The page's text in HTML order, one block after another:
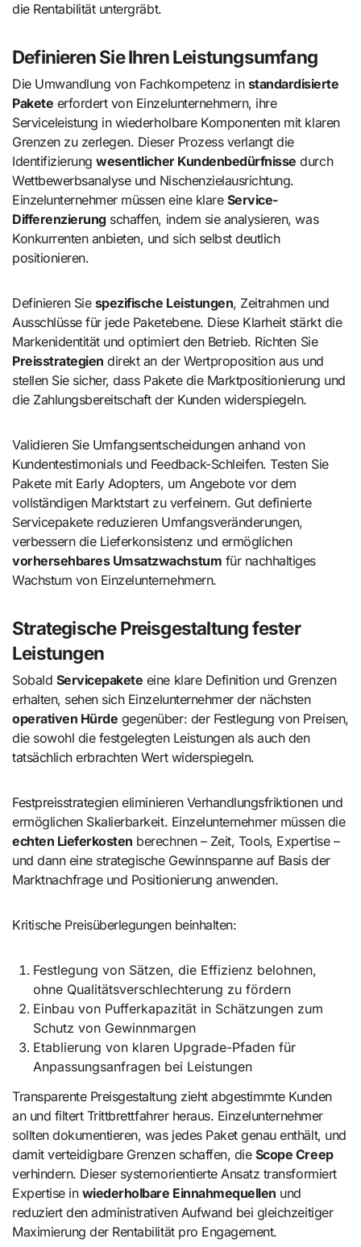
die Rentabilität untergräbt.
Definieren Sie Ihren Leistungsumfang
Die Umwandlung von Fachkompetenz in standardisierte
Pakete erfordert von Einzelunternehmern, ihre
Serviceleistung in wiederholbare Komponenten mit klaren
Grenzen zu zerlegen. Dieser Prozess verlangt die
Identifizierungwesentlicher Kundenbedürfnisse durch
Wettbewerbsanalyse und Nischenzielausrichtung.
Einzelunternehmer müssen eine klare Service-
Differenzierungschaffen, indem sie analysieren, was
Konkurrenten anbieten, und sich selbst deutlich
positionieren.
Definieren Sie spezifische Leistungen, Zeitrahmen und
Ausschlüsse für jede Paketebene. Diese Klarheit stärkt die
Markenidentität und optimiert den Betrieb. Richten Sie
Preisstrategien direkt an der Wertproposition aus und
stellen Sie sicher, dass Pakete die Marktpositionierung und
die Zahlungsbereitschaft der Kunden widerspiegeln.
Validieren Sie Umfangsentscheidungen anhand von
Kundentestimonials und Feedback-Schleifen. Testen Sie
Pakete mit Early Adopters, um Angebote vor dem
vollständigen Marktstart zu verfeinern. Gut definierte
Servicepakete reduzieren Umfangsveränderungen,
verbessern die Lieferkonsistenz und ermöglichen
vorhersehbares Umsatzwachstum für nachhaltiges
Wachstum von Einzelunternehmern.
Strategische Preisgestaltung fester
Leistungen
Sobald Servicepakete eine klare Definition und Grenzen
erhalten, sehen sich Einzelunternehmer der nächsten
operativen Hürde gegenüber: der Festlegung von Preisen,
die sowohl die festgelegten Leistungen als auch den
tatsächlich erbrachten Wert widerspiegeln.
Festpreisstrategien eliminieren Verhandlungsfriktionen und
ermöglichen Skalierbarkeit. Einzelunternehmer müssen die
echten Lieferkosten berechnen – Zeit, Tools, Expertise –
und dann eine strategische Gewinnspanne auf Basis der
Marktnachfrage und Positionierung anwenden.
Kritische Preisüberlegungen beinhalten:
Festlegung von Sätzen, die Effizienz belohnen,
ohne Qualitätsverschlechterung zu fördern
Einbau von Pufferkapazität in Schätzungen zum
Schutz von Gewinnmargen
Etablierung von klaren Upgrade-Pfaden für
Anpassungsanfragen bei Leistungen
Transparente Preisgestaltung zieht abgestimmte Kunden
an und filtert Trittbrettfahrer heraus. Einzelunternehmer
sollten dokumentieren, was jedes Paket genau enthält, und
damit verteidigbare Grenzen schaffen, die Scope Creep
verhindern. Dieser systemorientierte Ansatz transformiert
Expertise in wiederholbare Einnahmequellen und
reduziert den administrativen Aufwand bei gleichzeitiger
Maximierung der Rentabilität pro Engagement.